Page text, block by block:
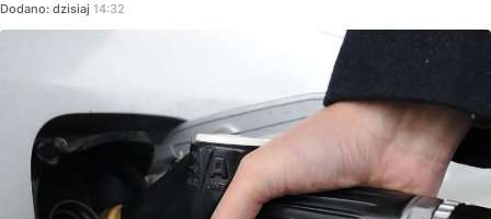
Dodano: dzisiaj 14:32